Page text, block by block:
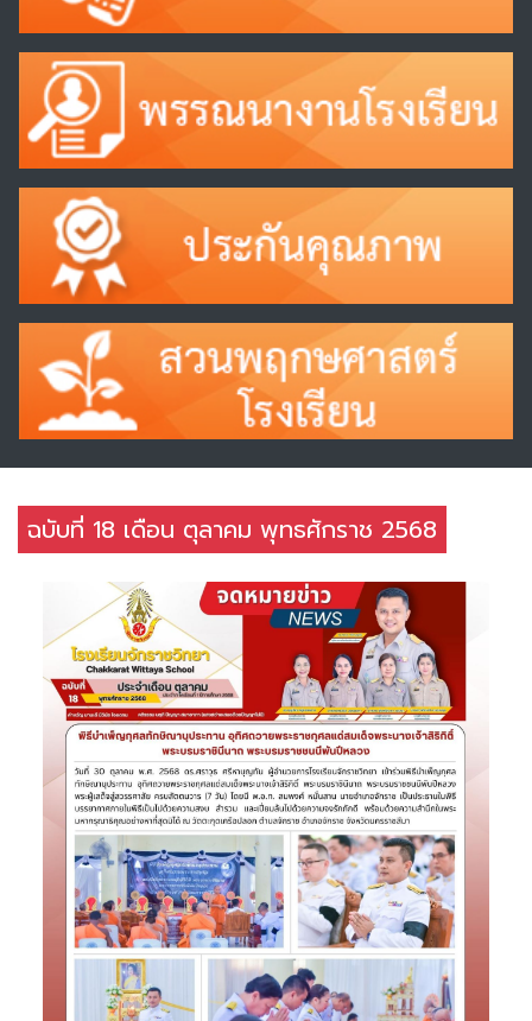
ฉบับที่ 18 เดือน ตุลาคม พุทธศักราช 2568